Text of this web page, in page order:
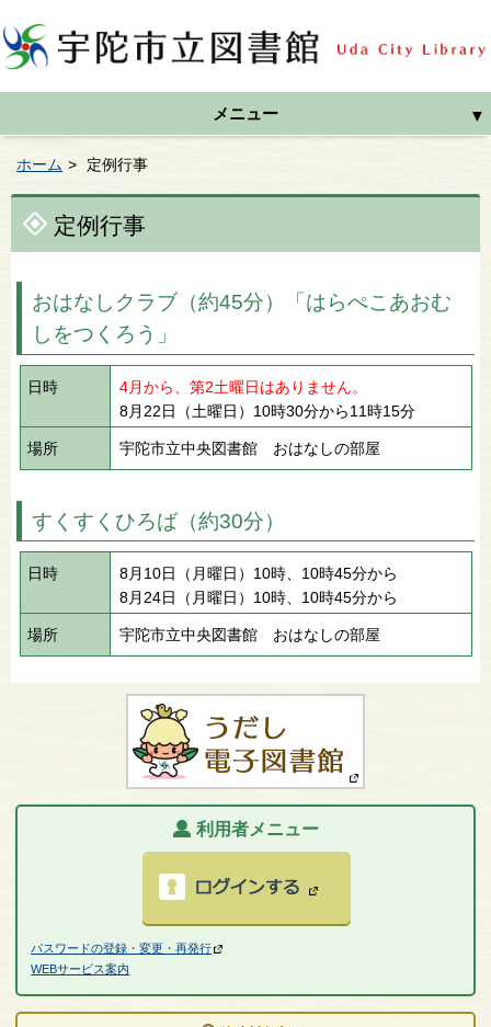
メニュー
ホーム 定例行事
利用者メニュー
パスワードの登録・変更・再発行
WEBサービス案内
定例行事
おはなしクラブ（約45分）「はらぺこあおむ
しをつくろう」
日時
4月から、第2土曜日はありません。
8月22日（土曜日）10時30分から11時15分
場所 宇陀市立中央図書館 おはなしの部屋
すくすくひろば（約30分）
日時
8月10日（月曜日）10時、10時45分から
8月24日（月曜日）10時、10時45分から
場所 宇陀市立中央図書館 おはなしの部屋